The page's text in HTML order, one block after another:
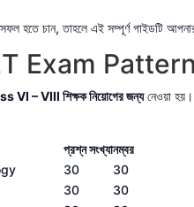
হতে চান, তাহলে এই সম্পূর্ণ গাইডটি
Exam Pattern
VI – VIII শিক্ষক নিয়োগের জন্যনেওয়া হয়।
প্রশ্ন সংখ্যানম্বর
30
30
30
30